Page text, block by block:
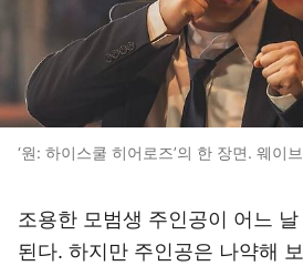
‘원: 하이스쿨 히어로즈’의 한 장면. 웨이
조용한 모범생 주인공이 어느
된다. 하지만 주인공은 나약해